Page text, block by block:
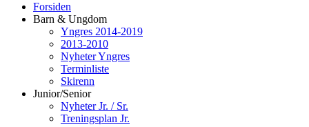
Forsiden
Barn & Ungdom
Yngres 2014-2019
2013-2010
Nyheter Yngres
Terminliste
Skirenn
Junior/Senior
Nyheter Jr. / Sr.
Treningsplan Jr.